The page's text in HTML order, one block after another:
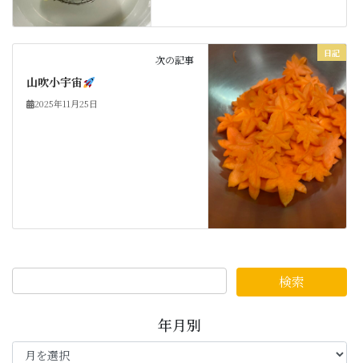
日記
次の記事
山吹小宇宙
2025年11月25日
年月別
年